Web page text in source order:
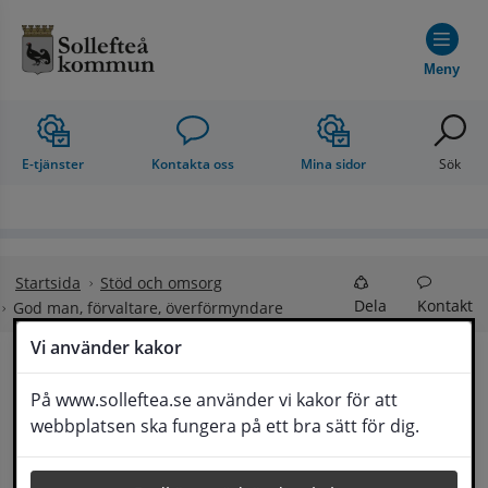
Vi använder kakor
På www.solleftea.se använder vi kakor för att
webbplatsen ska fungera på ett bra sätt för dig.
Meny
E-tjänster Kontakta oss Mina sidor Sök
Startsida
Stöd och omsorg
God man, förvaltare, överförmyndare
Dela Kontakt
God man, förvaltare
En person som på grund av sjukdom, psykisk